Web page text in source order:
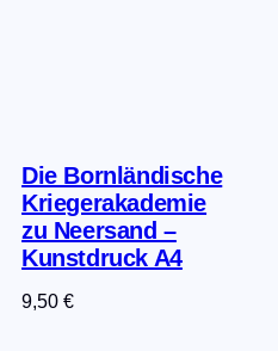
Die Bornländische
Kriegerakademie
zu Neersand –
Kunstdruck A4
9,50€